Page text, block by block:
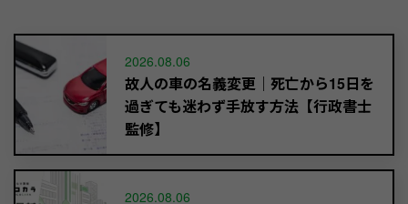
2026.08.06
故人の車の名義変更｜死亡から15日を
過ぎても迷わず手放す方法【行政書士
監修】
2026.08.06